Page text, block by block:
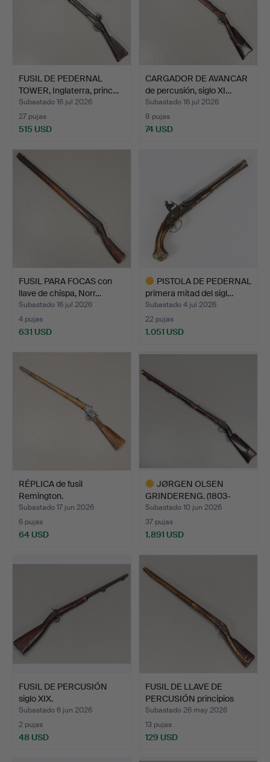
FUSIL DE PEDERNAL
TOWER, Inglaterra, princ…
Subastado 16 jul 2026
27 pujas
515 USD
CARGADOR DE AVANCAR
de percusión, siglo XI…
Subastado 16 jul 2026
8 pujas
74 USD
FUSIL PARA FOCAS con
llave de chispa, Norr…
Subastado 16 jul 2026
4 pujas
631 USD
PISTOLA DE PEDERNAL
primera mitad del sigl…
Subastado 4 jul 2026
22 pujas
1.051 USD
RÉPLICA de fusil
Remington.
Subastado 17 jun 2026
6 pujas
64 USD
JØRGEN OLSEN
GRINDERENG. (1803-
1895) Fusil…
Subastado 10 jun 2026
37 pujas
1.891 USD
FUSIL DE PERCUSIÓN
siglo XIX.
Subastado 6 jun 2026
2 pujas
48 USD
FUSIL DE LLAVE DE
PERCUSIÓN principios
del…
Subastado 26 may 2026
13 pujas
129 USD